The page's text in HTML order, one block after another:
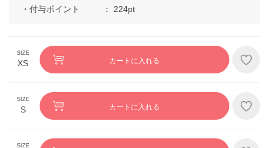
付与ポイント
224pt
XS カートに入れる
S カートに入れる